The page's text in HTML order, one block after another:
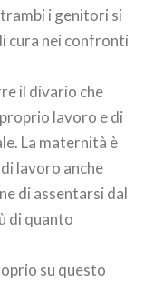
i genitori si
cura nei confronti
il divario che
lavoro e di
La maternità è
lavoro anche
di assentarsi dal
di quanto
su questo